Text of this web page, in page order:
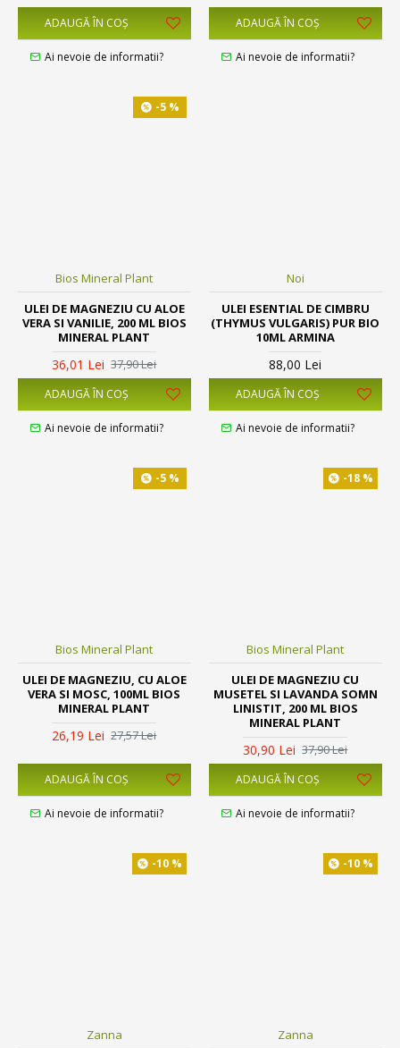
ADAUGĂ ÎN COŞ
Ai nevoie de informatii?
ADAUGĂ ÎN COŞ
Ai nevoie de informatii?
-5 %
Bios Mineral Plant
ULEI DE MAGNEZIU CU ALOE
VERA SI VANILIE, 200 ML BIOS
MINERAL PLANT
36,01 Lei 37,90 Lei
ADAUGĂ ÎN COŞ
Ai nevoie de informatii?
Noi
ULEI ESENTIAL DE CIMBRU
(THYMUS VULGARIS) PUR BIO
10ML ARMINA
88,00 Lei
ADAUGĂ ÎN COŞ
Ai nevoie de informatii?
-5 %
Bios Mineral Plant
ULEI DE MAGNEZIU, CU ALOE
VERA SI MOSC, 100ML BIOS
MINERAL PLANT
26,19 Lei 27,57 Lei
ADAUGĂ ÎN COŞ
Ai nevoie de informatii?
-18 %
Bios Mineral Plant
ULEI DE MAGNEZIU CU
MUSETEL SI LAVANDA SOMN
LINISTIT, 200 ML BIOS
MINERAL PLANT
30,90 Lei 37,90 Lei
ADAUGĂ ÎN COŞ
Ai nevoie de informatii?
-10 %
Zanna
-10 %
Zanna